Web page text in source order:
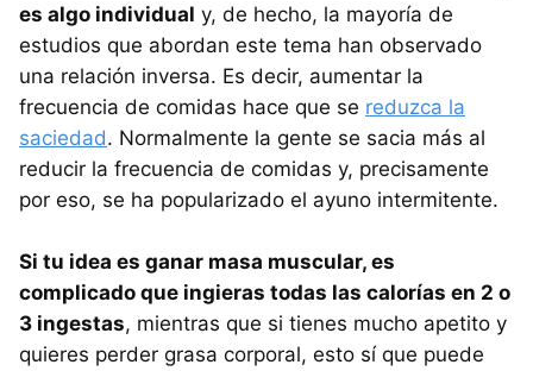
es algo individual y, de hecho, la mayoría de
estudios que abordan este tema han observado
una relación inversa. Es decir, aumentar la
frecuencia de comidas hace que se reduzca la
saciedad. Normalmente la gente se sacia más al
reducir la frecuencia de comidas y, precisamente
por eso, se ha popularizado el ayuno intermitente.
Si tu idea es ganar masa muscular, es
complicado que ingieras todas las calorías en 2 o
3 ingestas, mientras que si tienes mucho apetito y
quieres perder grasa corporal, esto sí que puede